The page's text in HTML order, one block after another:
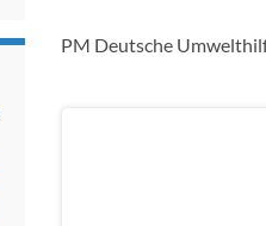
PM Deutsche